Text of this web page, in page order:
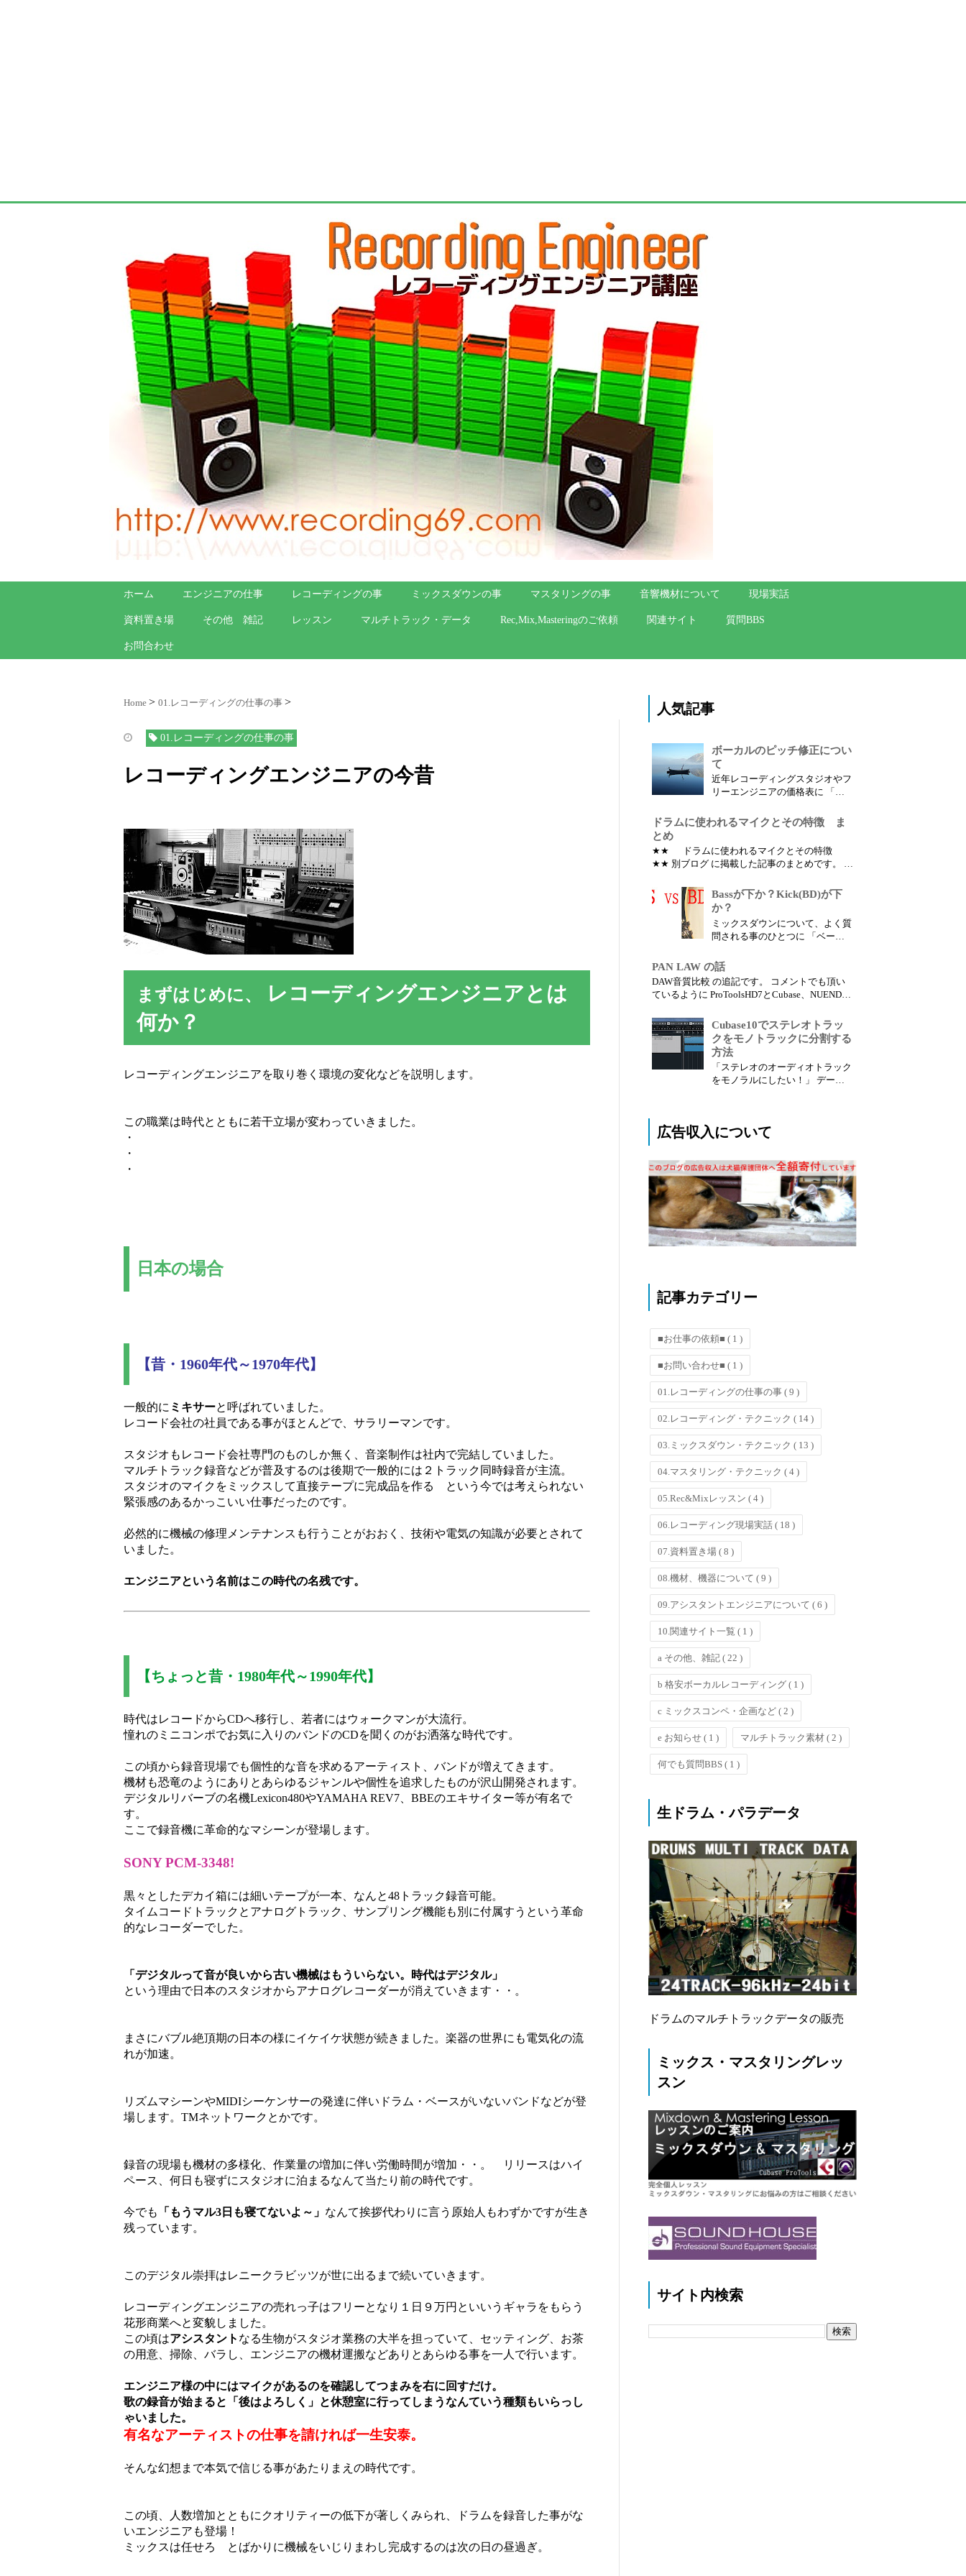
ホーム エンジニアの仕事 レコーディングの事 ミックスダウンの事 マスタリングの事 音響機材について 現場実話
資料置き場 その他 雑記 レッスン マルチトラック・データ Rec,Mix,Masteringのご依頼 関連サイト 質問BBS
お問合わせ
Home 01.レコーディングの仕事の事
01.レコーディングの仕事の事
レコーディングエンジニアの今昔
まずはじめに、
レコーディングエンジニアとは
何か？
レコーディングエンジニアを取り巻く環境の変化などを説明します。
この職業は時代とともに若干立場が変わっていきました。
・
・
・
日本の場合
【昔・1960年代～1970年代】
一般的に ミキサーと呼ばれていました。
レコード会社の社員である事がほとんどで、サラリーマンです。
スタジオもレコード会社専門のものしか無く、音楽制作は社内で完結していました。
マルチトラック録音などが普及するのは後期で一般的には２トラック同時録音が主流。
スタジオのマイクをミックスして直接テープに完成品を作る という今では考えられない
緊張感のあるかっこいい仕事だったのです。
必然的に機械の修理メンテナンスも行うことがおおく、技術や電気の知識が必要とされて
いました。
エンジニアという名前はこの時代の名残です。
【ちょっと昔・1980年代～1990年代】
時代はレコードからCDへ移行し、若者にはウォークマンが大流行。
憧れのミニコンポでお気に入りのバンドのCDを聞くのがお洒落な時代です。
この頃から録音現場でも個性的な音を求めるアーティスト、バンドが増えてきます。
機材も恐竜のようにありとあらゆるジャンルや個性を追求したものが沢山開発されます。
デジタルリバーブの名機Lexicon480やYAMAHA REV7、BBEのエキサイター等が有名で
す。
ここで録音機に革命的なマシーンが登場します。
SONY PCM-3348!
黒々としたデカイ箱には細いテープが一本、なんと48トラック録音可能。
タイムコードトラックとアナログトラック、サンプリング機能も別に付属すうという革命
的なレコーダーでした。
「デジタルって音が良いから古い機械はもういらない。時代はデジタル」
という理由で日本のスタジオからアナログレコーダーが消えていきます・・。
まさにバブル絶頂期の日本の様にイケイケ状態が続きました。楽器の世界にも電気化の流
れが加速。
リズムマシーンやMIDIシーケンサーの発達に伴いドラム・ベースがいないバンドなどが登
場します。TMネットワークとかです。
録音の現場も機材の多様化、作業量の増加に伴い労働時間が増加・・。 リリースはハイ
ペース、何日も寝ずにスタジオに泊まるなんて当たり前の時代です。
今でも 「もうマル3日も寝てないよ～」 なんて挨拶代わりに言う原始人もわずかですが生き
残っています。
このデジタル崇拝はレニークラビッツが世に出るまで続いていきます。
レコーディングエンジニアの売れっ子はフリーとなり１日９万円といいうギャラをもらう
花形商業へと変貌しました。
この頃はアシスタント なる生物がスタジオ業務の大半を担っていて、セッティング、お茶
の用意、掃除、バラし、エンジニアの機材運搬などありとあらゆる事を一人で行います。
エンジニア様の中にはマイクがあるのを確認してつまみを右に回すだけ。
歌の録音が始まると「後はよろしく」と休憩室に行ってしまうなんていう種類もいらっし
ゃいました。
有名なアーティストの仕事を請ければ一生安泰。
そんな幻想まで本気で信じる事があたりまえの時代です。
この頃、人数増加とともにクオリティーの低下が著しくみられ、ドラムを録音した事がな
いエンジニアも登場！
ミックスは任せろ とばかりに機械をいじりまわし完成するのは次の日の昼過ぎ。
人気記事
ボーカルのピッチ修正につい
て
近年レコーディングスタジオやフ
リーエンジニアの価格表に 「ボ
目があります。 ではボーカルの
ピッチ修正（音程修正）とは何の
為にするのでしょうか？
ドラムに使われるマイクとその特徴 ま
とめ
★★ ドラムに使われるマイクとその特徴
★★ 別ブログ に掲載した記事のまとめです。 ど
う疑問を持っている人は多いはずです。 パーツ
別の別のマイクの違いによる音色の特徴、使い
方など書いていこうと思います。
Bassが下か？Kick(BD)が下
か？
ミックスダウンについて、よく質
問される事のひとつに 「ベース
が良いですか？」 というものが
あります。 低音域をベースとキ
ック(バスドラム)どちらに担当さ
せるのか。 これは低音がぶつか
悩むポイントだと思います。 ...
PAN LAW の話
DAW音質比較 の追記です。 コメントでも頂い
ているように ProToolsHD7とCubase、NUENDO
はタネがあります。 ■ PAN LAWについて DTM
ソフトや音響機器に詳しい方でしたら当たり前
の事なの...
Cubase10でステレオトラッ
クをモノトラックに分割する
方法
「ステレオのオーディオトラック
をモノラルにしたい！」 データ
りますよね？ Cubaseでは今まで
機能が追加されたので紹介し...
広告収入について
記事カテゴリー
■お仕事の依頼■ ( 1 )
■お問い合わせ■ ( 1 )
01.レコーディングの仕事の事 ( 9 )
02.レコーディング・テクニック ( 14 )
03.ミックスダウン・テクニック ( 13 )
04.マスタリング・テクニック ( 4 )
05.Rec&Mixレッスン ( 4 )
06.レコーディング現場実話 ( 18 )
07.資料置き場 ( 8 )
08.機材、機器について ( 9 )
09.アシスタントエンジニアについて ( 6 )
10.関連サイト一覧 ( 1 )
a その他、雑記 ( 22 )
b 格安ボーカルレコーディング ( 1 )
c ミックスコンペ・企画など ( 2 )
e お知らせ ( 1 ) マルチトラック素材 ( 2 )
何でも質問BBS ( 1 )
生ドラム・パラデータ
ドラムのマルチトラックデータの販売
ミックス・マスタリングレッ
スン
サイト内検索